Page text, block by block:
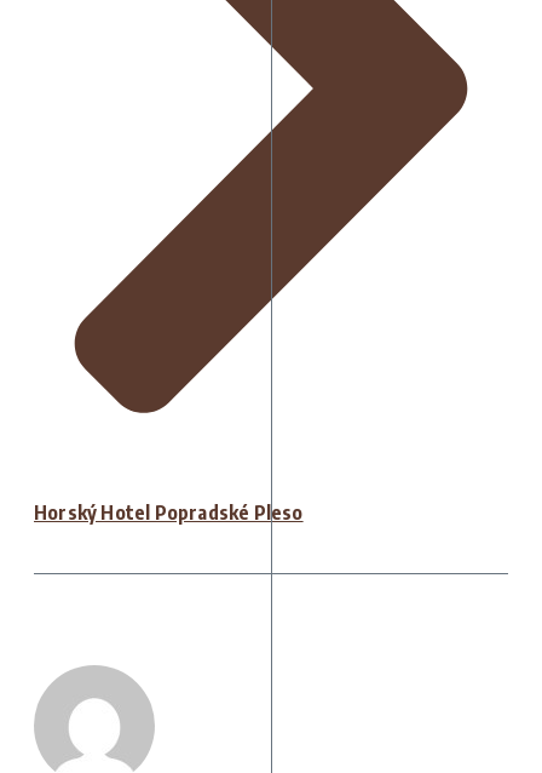
Horský Hotel Popradské Pleso